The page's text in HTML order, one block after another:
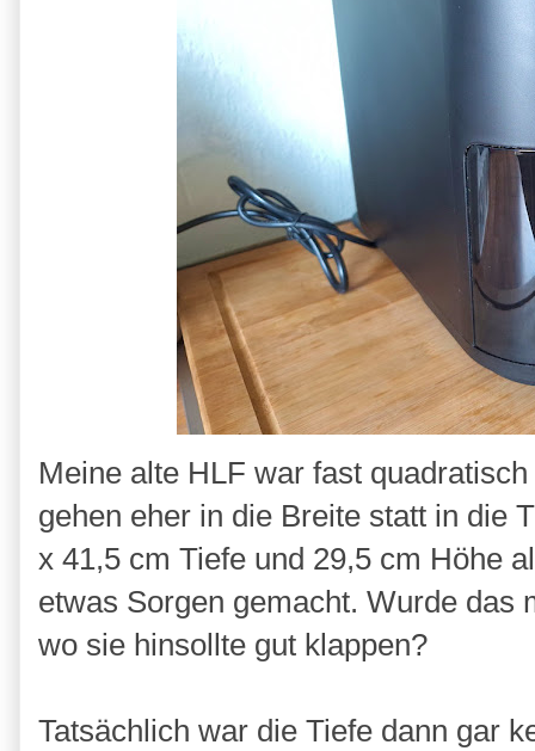
Meine alte HLF war fast
gehen eher in die Breite statt in die
x 41,5 cm Tiefe und 29,5 cm Höhe
etwas Sorgen gemacht. Wurde das
wo sie hinsollte gut klappen?
Tatsächlich war die Tiefe dann gar